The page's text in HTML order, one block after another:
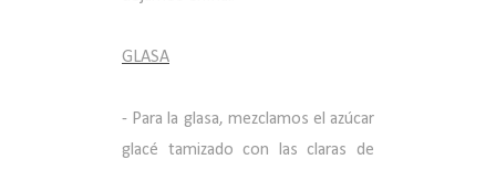
GLASA
- Para la glasa, mezclamos el azúcar
glacé tamizado con las claras de